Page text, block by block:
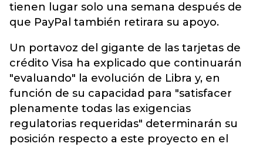
tienen lugar solo una semana después de
que PayPal también retirara su apoyo.
Un portavoz del gigante de las tarjetas de
crédito Visa ha explicado que continuarán
"evaluando" la evolución de Libra y, en
función de su capacidad para "satisfacer
plenamente todas las exigencias
regulatorias requeridas" determinarán su
posición respecto a este proyecto en el